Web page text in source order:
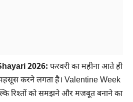
2026: फरवरी का महीना आते ही
करने लगता है। Valentine Week
रिश्तों को समझने और मजबूत बनाने का